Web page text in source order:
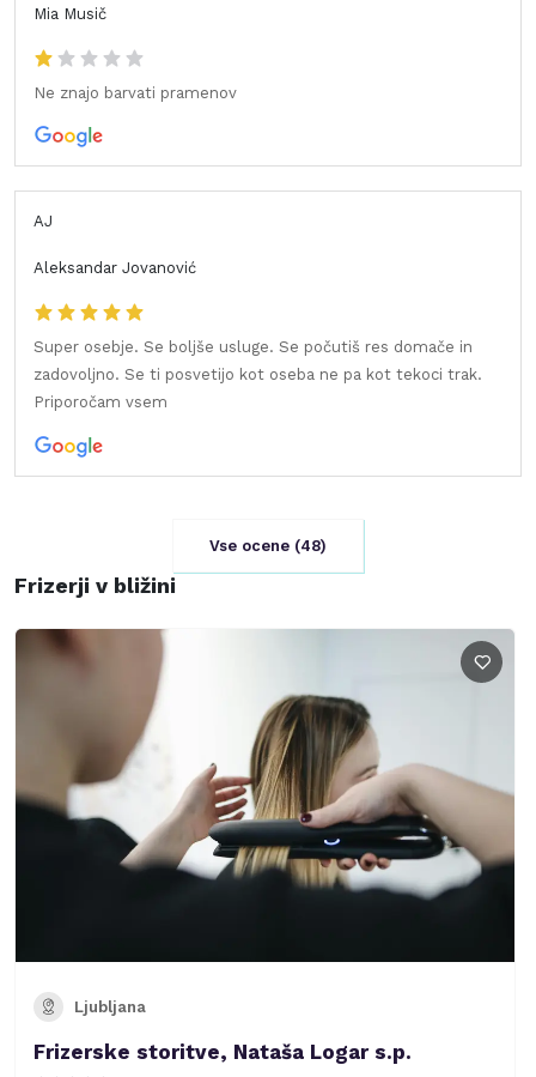
Mia Musič
Ne znajo barvati pramenov
AJ
Aleksandar Jovanović
Super osebje. Se boljše usluge. Se počutiš res domače in
zadovoljno. Se ti posvetijo kot oseba ne pa kot tekoci trak.
Priporočam vsem
Vse ocene (48)
Frizerji v bližini
Ljubljana
Frizerske storitve, Nataša Logar s.p.